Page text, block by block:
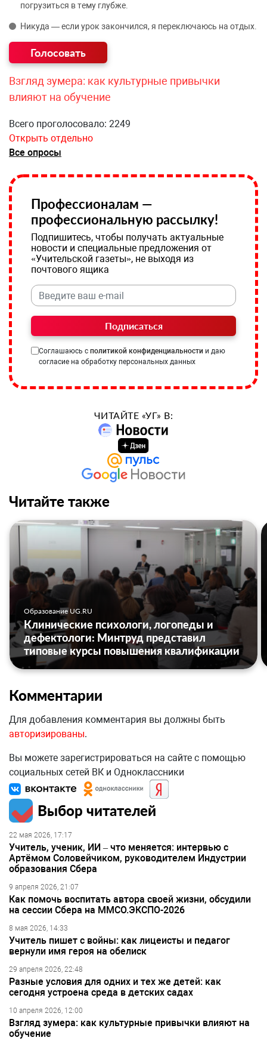
погрузиться в тему глубже.
Никуда — если урок закончился, я переключаюсь на отдых.
Взгляд зумера: как культурные привычки
влияют на обучение
Всего проголосовало: 2249
Открыть отдельно
Все опросы
Профессионалам —
профессиональную рассылку!
Подпишитесь, чтобы получать актуальные
новости и специальные предложения от
«Учительской газеты», не выходя из
почтового ящика
Подписаться
Соглашаюсь с политикой конфиденциальности и даю
согласие на обработку персональных данных
ЧИТАЙТЕ «УГ» В:
Читайте также
Образование UG.RU
Клинические психологи, логопеды и
дефектологи: Минтруд представил
типовые курсы повышения квалификации
Комментарии
Для добавления комментария вы должны быть
авторизированы.
Вы можете зарегистрироваться на сайте с помощью
социальных сетей ВК и Одноклассники
Выбор читателей
22 мая 2026, 17:17
Учитель, ученик, ИИ – что меняется: интервью с
Артёмом Соловейчиком, руководителем Индустрии
образования Сбера
9 апреля 2026, 21:07
Как помочь воспитать автора своей жизни, обсудили
на сессии Сбера на ММСО.ЭКСПО-2026
8 мая 2026, 14:33
Учитель пишет с войны: как лицеисты и педагог
вернули имя героя на обелиск
29 апреля 2026, 22:48
Разные условия для одних и тех же детей: как
сегодня устроена среда в детских садах
10 апреля 2026, 12:00
Взгляд зумера: как культурные привычки влияют на
обучение